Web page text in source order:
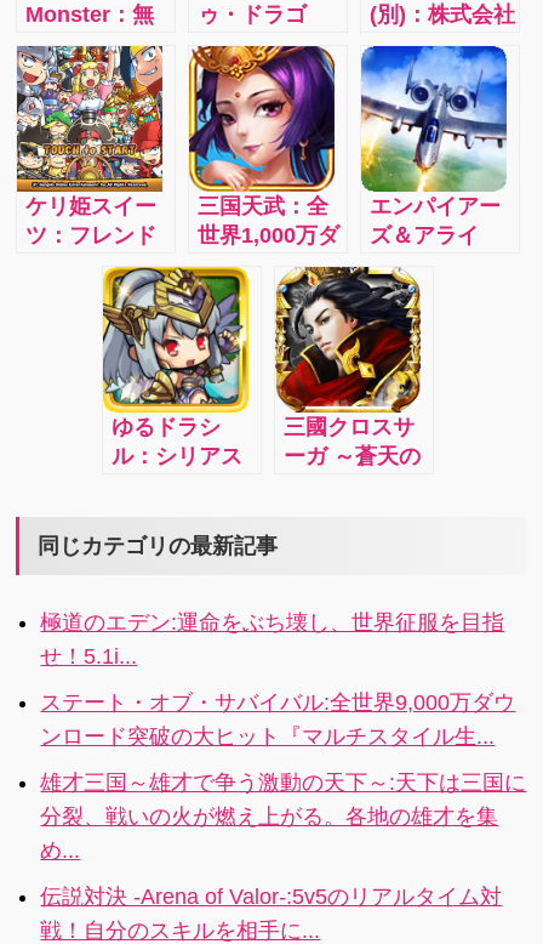
Monster：無
課金でも遊べ
る！これが本
当にハマりま
す！
ゥ・ドラゴ
ン/iphone：無
課金でも遊べ
る！パネルタ
ッチでキャラ
クターを操作
しドラゴンを
倒しレアユニ
ットをゲッ
ト！初心者で
も簡単プレ
イ！
(別)：株式会社
リイカの「バ
ガバカしくて
面白い」がテ
ーマのバカゲ
ーシリーズの
三作目。元カ
レに妹、宇宙
人に猫と別の
人の耳の中を
右へ左へ探り
にさぐって、
耳くそを集め
るというバカ
バカしいけど
はまっちゃう
ケリ姫スイー
ツ：フレンド
同士でスコア
を競ってワイ
ワイ攻略！！
三国天武：全
世界1,000万ダ
ウンロード突
破の本格戦略
バトル！！
エンパイアー
ズ＆アライ
ズ：指先ひと
つで現代兵器
を運用し、終
わりのない戦
いを繰り返し
ながら世界征
服を目指す、
まったく新し
ゆるドラシ
ル：シリアス
展開する神話
たこと無い！4
三國クロスサ
ーガ ～蒼天の
抜き、最強の
国をも制覇し
てしまう自分
の国を築きあ
げよう！
同じカテゴリの最新記事
極道のエデン:運命をぶち壊し、世界征服を目指
せ！5.1i...
ステート・オブ・サバイバル:全世界9,000万ダウ
ンロード突破の大ヒット『マルチスタイル生...
雄才三国～雄才で争う激動の天下～:天下は三国に
分裂、戦いの火が燃え上がる。各地の雄才を集
め...
伝説対決 -Arena of Valor-:5v5のリアルタイム対
戦！自分のスキルを相手に...